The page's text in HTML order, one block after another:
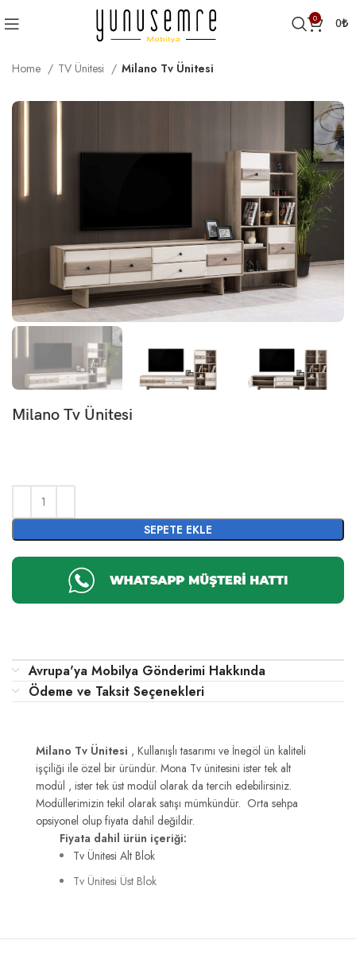
0 0₺
Home TV Ünitesi Milano Tv Ünitesi
Milano Tv Ünitesi
SEPETE EKLE
Avrupa'ya Mobilya Gönderimi Hakkında
Ödeme ve Taksit Seçenekleri
Milano Tv Ünitesi , Kullanışlı tasarımı ve İnegöl ün kaliteli
işçiliği ile özel bir üründür. Mona Tv ünitesini ister tek alt
modül , ister tek üst modül olarak da tercih edebilirsiniz.
Modüllerimizin tekil olarak satışı mümkündür. Orta sehpa
opsiyonel olup fiyata dahil değildir.
Fiyata dahil ürün içeriği:
Tv Ünitesi Alt Blok
Tv Ünitesi Üst Blok